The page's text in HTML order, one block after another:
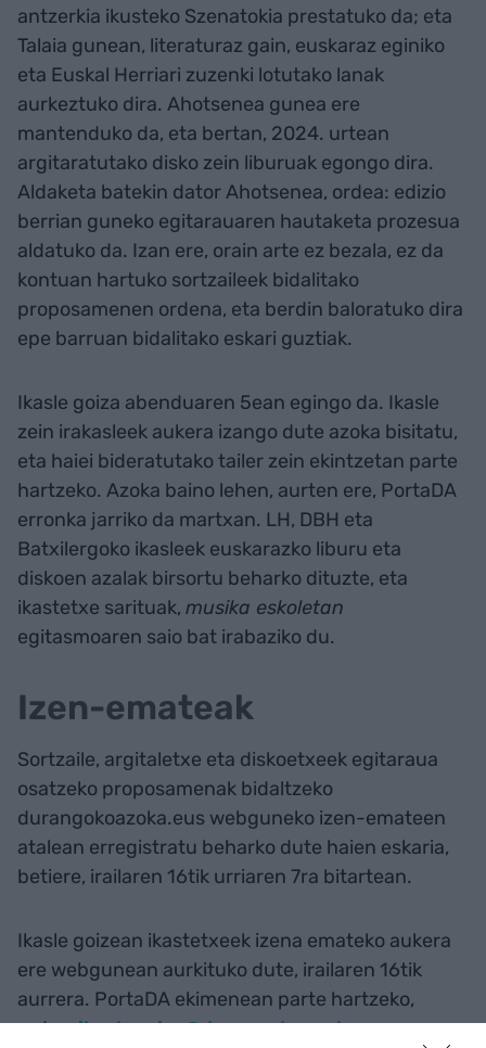
antzerkia ikusteko Szenatokia prestatuko da; eta
Talaia gunean, literaturaz gain, euskaraz eginiko
eta Euskal Herriari zuzenki lotutako lanak
aurkeztuko dira. Ahotsenea gunea ere
mantenduko da, eta bertan, 2024. urtean
argitaratutako disko zein liburuak egongo dira.
Aldaketa batekin dator Ahotsenea, ordea: edizio
berrian guneko egitarauaren hautaketa prozesua
aldatuko da. Izan ere, orain arte ez bezala, ez da
kontuan hartuko sortzaileek bidalitako
proposamenen ordena, eta berdin baloratuko dira
epe barruan bidalitako eskari guztiak.
Ikasle goiza abenduaren 5ean egingo da. Ikasle
zein irakasleek aukera izango dute azoka bisitatu,
eta haiei bideratutako tailer zein ekintzetan parte
hartzeko. Azoka baino lehen, aurten ere, PortaDA
erronka jarriko da martxan. LH, DBH eta
Batxilergoko ikasleek euskarazko liburu eta
diskoen azalak birsortu beharko dituzte, eta
ikastetxe sarituak, musika eskoletan
egitasmoaren saio bat irabaziko du.
Izen-emateak
Sortzaile, argitaletxe eta diskoetxeek egitaraua
osatzeko proposamenak bidaltzeko
durangokoazoka.eus webguneko izen-emateen
atalean erregistratu beharko dute haien eskaria,
betiere, irailaren 16tik urriaren 7ra bitartean.
Ikasle goizean ikastetxeek izena emateko aukera
ere webgunean aurkituko dute, irailaren 16tik
aurrera. PortaDA ekimenean parte hartzeko,
ordea,ikaslegoiza@durangokoazoka.eus